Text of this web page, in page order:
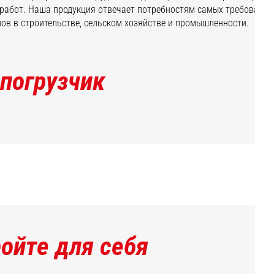
Наша продукция отвечает потребностям самых
в строительстве, сельском хозяйстве и промышленности.
для себя